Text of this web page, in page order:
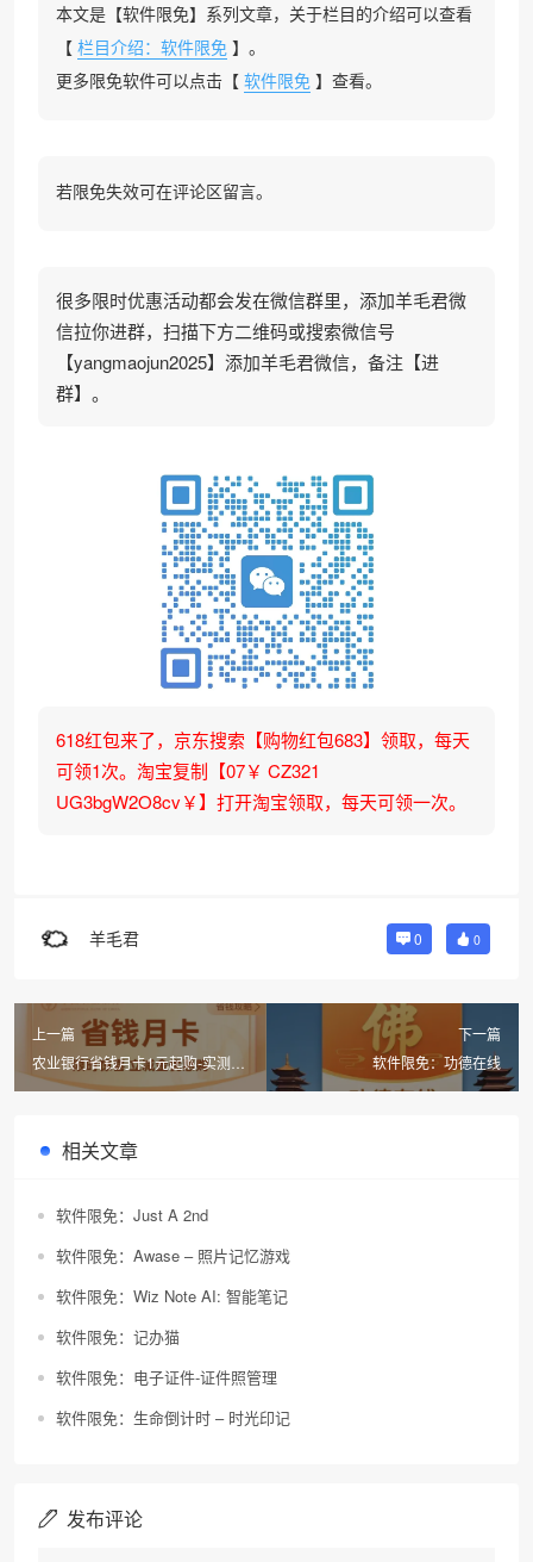
本文是【软件限免】系列文章，关于栏目的介绍可以查看
【 栏目介绍：软件限免 】。
更多限免软件可以点击【 软件限免 】查看。
若限免失效可在评论区留言。
很多限时优惠活动都会发在微信群里，添加羊毛君微
信拉你进群，扫描下方二维码或搜索微信号
【yangmaojun2025】添加羊毛君微信，备注【进
群】。
618红包来了，京东搜索【购物红包683】领取，每天
可领1次。淘宝复制【07￥ CZ321
UG3bgW2O8cv￥】打开淘宝领取，每天可领一次。
羊毛君 0 0
上一篇
农业银行省钱月卡1元起购-实测抽
到3元购买，2025年5月更新
下一篇
软件限免：功德在线
相关文章
软件限免：Just A 2nd
软件限免：Awase – 照片记忆游戏
软件限免：Wiz Note AI: 智能笔记
软件限免：记办猫
软件限免：电子证件-证件照管理
软件限免：生命倒计时 – 时光印记
发布评论